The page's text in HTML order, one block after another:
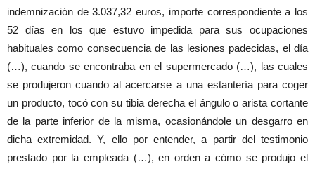
indemnización de 3.037,32 euros, importe correspondiente a los
52 días en los que estuvo impedida para sus ocupaciones
habituales como consecuencia de las lesiones padecidas, el día
(…), cuando se encontraba en el supermercado (…), las cuales
se produjeron cuando al acercarse a una estantería para coger
un producto, tocó con su tibia derecha el ángulo o arista cortante
de la parte inferior de la misma, ocasionándole un desgarro en
dicha extremidad. Y, ello por entender, a partir del testimonio
prestado por la empleada (…), en orden a cómo se produjo el